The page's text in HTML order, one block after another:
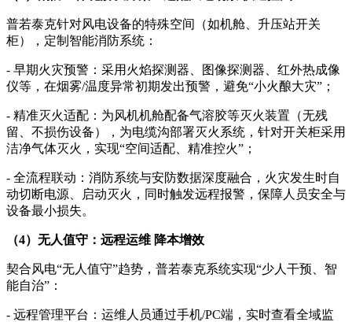
普若泰克针对风电设备的特殊空间（如机舱、升压站开关
柜），定制智能消防系统：
- 早期火灾预警：采用火焰探测器、图像探测器、红外热成像
仪等，在烟雾/温度异常初期发出预警，避免“小火酿大灾”；
- 精准灭火适配：为风机机舱配备气溶胶等灭火装置（无残
留、不损伤设备），为电缆沟部署灭火系统，针对开关柜采用
洁净气体灭火，实现“空间适配、精准控火”；
- 全流程联动：消防系统与安防数据深度融合，火灾发生时自
动切断电源、启动灭火，同时触发远程报警，保障人员安全与
设备最小损失。
（4）无人值守：远程运维 降本增效
契合风电“无人值守”趋势，普若泰克系统实现“少人干预、智
能自治”：
- 远程管理平台：运维人员通过手机/PC端，实时查看全域监